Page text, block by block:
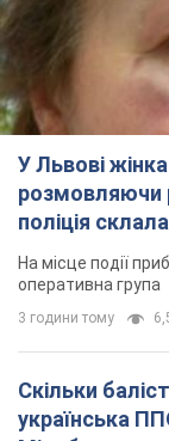
У Львові
розмовляючи
поліція
На місце події
оперативна група
3 години тому
Скільки
українська